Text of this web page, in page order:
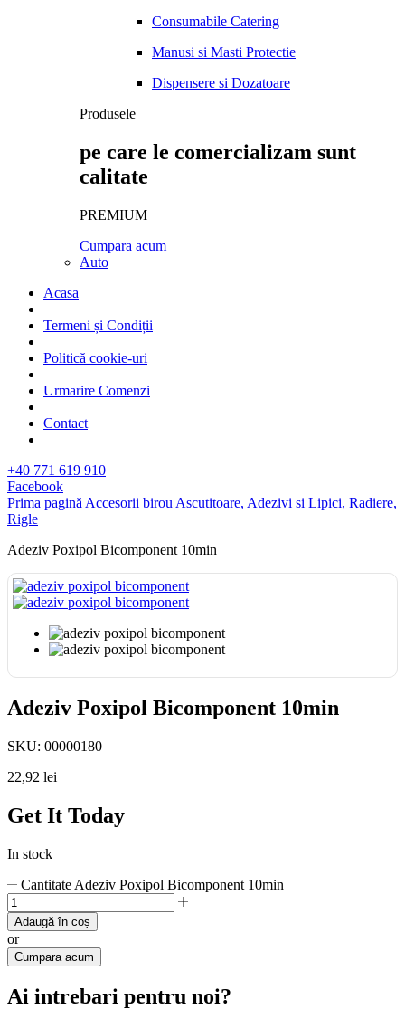
Consumabile Catering
Manusi si Masti Protectie
Dispensere si Dozatoare
Produsele
pe care le comercializam sunt
calitate
PREMIUM
Cumpara acum
Auto
Acasa
Termeni și Condiții
Politică cookie-uri
Urmarire Comenzi
Contact
+40 771 619 910
Facebook
Prima pagină Accesorii birou Ascutitoare, Adezivi si Lipici, Radiere,
Rigle
Adeziv Poxipol Bicomponent 10min
Adeziv Poxipol Bicomponent 10min
SKU: 00000180
22,92 lei
Get It Today
In stock
Cantitate Adeziv Poxipol Bicomponent 10min
Adaugă în coș
or
Cumpara acum
Ai intrebari pentru noi?